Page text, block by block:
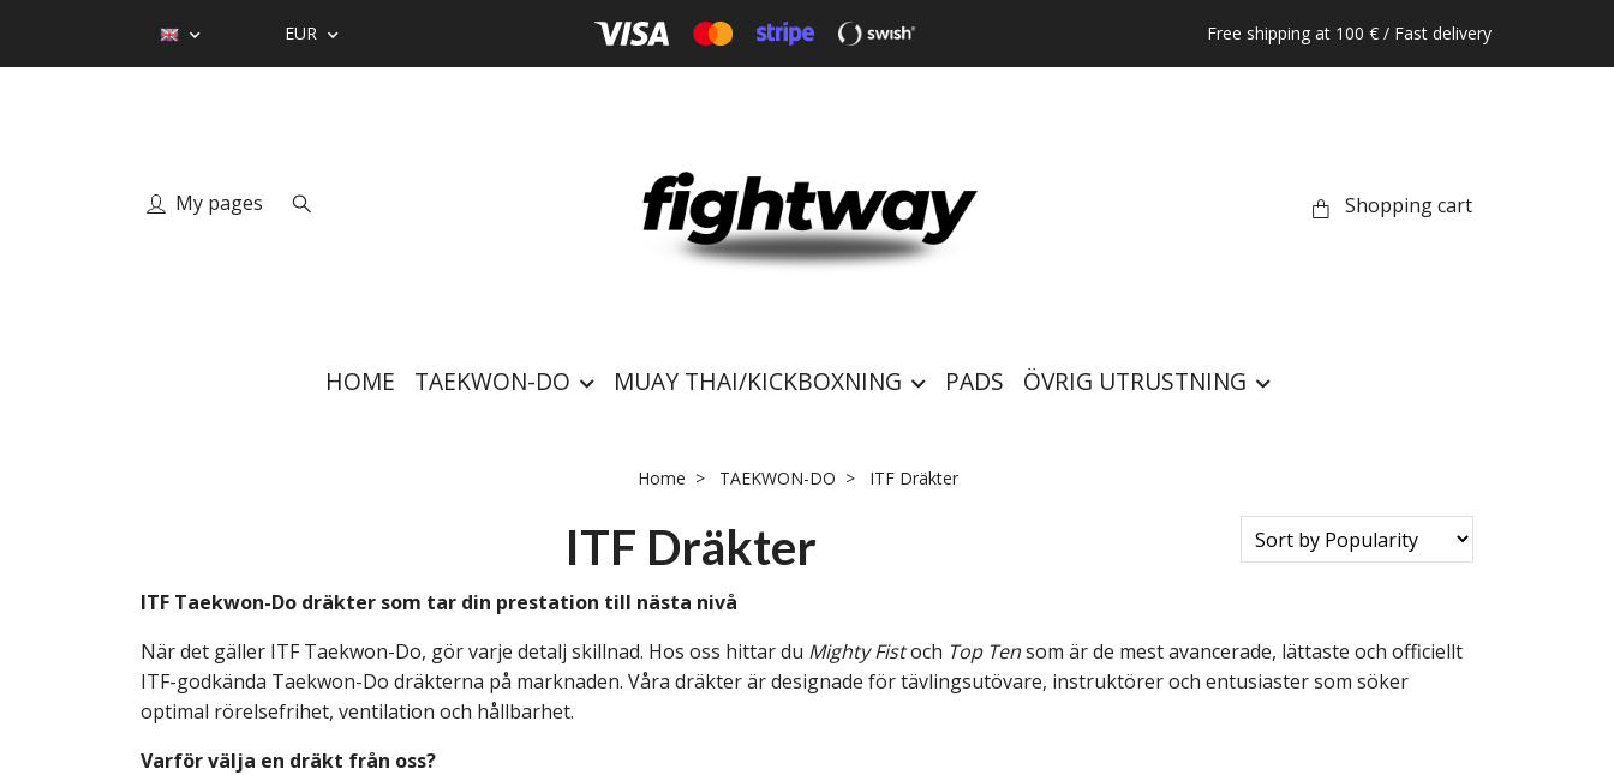
EUR Free shipping at 100 € / Fast delivery
My pages Shopping cart
HOME TAEKWON-DO MUAY THAI/KICKBOXNING PADS ÖVRIG UTRUSTNING
Home TAEKWON-DO ITF Dräkter
ITF Dräkter
ITF Taekwon-Do dräkter som tar din prestation till nästa nivå
När det gäller ITF Taekwon-Do, gör varje detalj skillnad. Hos oss hittar du Mighty Fistoch Top Tensom är de mest avancerade, lättaste och officiellt
ITF-godkända Taekwon-Do dräkterna på marknaden. Våra dräkter är designade för tävlingsutövare, instruktörer och entusiaster som söker
optimal rörelsefrihet, ventilation och hållbarhet.
Varför välja en dräkt från oss?